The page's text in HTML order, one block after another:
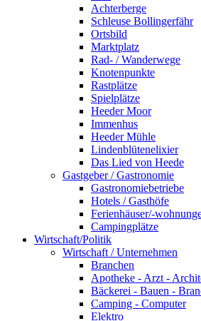
Achterberge
Schleuse Bollingerfähr
Ortsbild
Marktplatz
Rad- / Wanderwege
Knotenpunkte
Rastplätze
Spielplätze
Heeder Moor
Immenhus
Heeder Mühle
Lindenblütenelixier
Das Lied von Heede
Gastgeber / Gastronomie
Gastronomiebetriebe
Hotels / Gasthöfe
Ferienhäuser/-
Campingplätze
Wirtschaft/Politik
Wirtschaft / Unternehmen
Branchen
Apotheke - Arzt -
Bäckerei - Bauen -
Camping - Computer
Elektro